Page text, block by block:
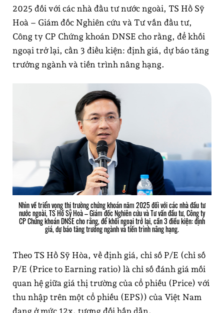
2025 đối với các nhà đầu tư nước ngoài, TS Hồ Sỹ
Hoà – Giám đốc Nghiên cứu và Tư vấn đầu tư,
Công ty CP Chứng khoán DNSE cho rằng, để khối
ngoại trở lại, cần 3 điều kiện: định giá, dự báo tăng
trưởng ngành và tiến trình nâng hạng.
Nhìn về triển vọng thị trường chứng khoán năm 2025 đối với các nhà đầu tư
nước ngoài, TS Hồ Sỹ Hoà – Giám đốc Nghiên cứu và Tư vấn đầu tư, Công ty
CP Chứng khoán DNSE cho rằng, để khối ngoại trở lại, cần 3 điều kiện: định
giá, dự báo tăng trưởng ngành và tiến trình nâng hạng.
Theo TS Hồ Sỹ Hòa, về định giá, chỉ số P/E (chỉ số
P/E (Price to Earning ratio) là chỉ số đánh giá mối
quan hệ giữa giá thị trường của cổ phiếu (Price) với
thu nhập trên một cổ phiếu (EPS)) của Việt Nam